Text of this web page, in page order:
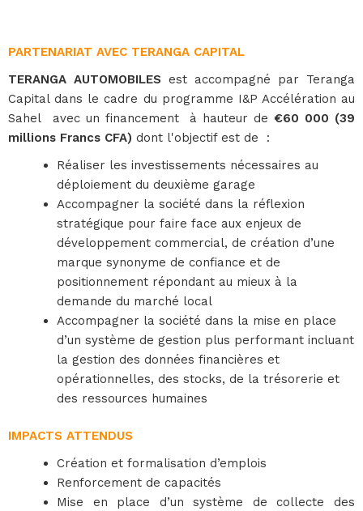
PARTENARIAT AVEC TERANGA CAPITAL
TERANGA AUTOMOBILES est accompagné par Teranga
Capital dans le cadre du programme I&P Accélération au
Sahel avec un financement à hauteur de€60 000 (39
millions Francs CFA) dont l'objectif est de :
Réaliser les investissements nécessaires au
déploiement du deuxième garage
Accompagner la société dans la réflexion
stratégique pour faire face aux enjeux de
développement commercial, de création d’une
marque synonyme de confiance et de
positionnement répondant au mieux à la
demande du marché local
Accompagner la société dans la mise en place
d’un système de gestion plus performant incluant
la gestion des données financières et
opérationnelles, des stocks, de la trésorerie et
des ressources humaines
IMPACTS ATTENDUS
Création et formalisation d’emplois
Renforcement de capacités
Mise en place d’un système de collecte des